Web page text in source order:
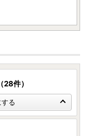
28件）
る